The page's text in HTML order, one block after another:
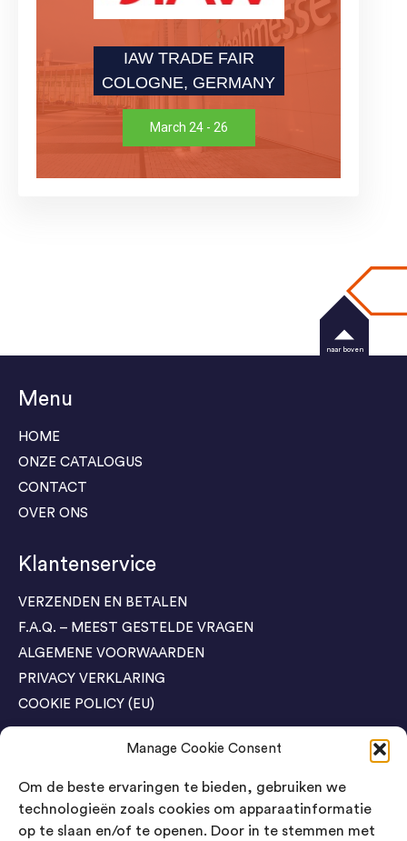
Manage Cookie Consent
Om de beste ervaringen te bieden, gebruiken we
technologieën zoals cookies om apparaatinformatie
op te slaan en/of te openen. Door in te stemmen met
IAW TRADE FAIR
COLOGNE, GERMANY
March 24 - 26
Menu
HOME
ONZE CATALOGUS
CONTACT
OVER ONS
Klantenservice
VERZENDEN EN BETALEN
F.A.Q. – MEEST GESTELDE VRAGEN
ALGEMENE VOORWAARDEN
PRIVACY VERKLARING
COOKIE POLICY (EU)
Agenda Trade Shows
04-05 November / SVG FAIR Winterswijk
Bestel GRATIS kaarten
naar boven